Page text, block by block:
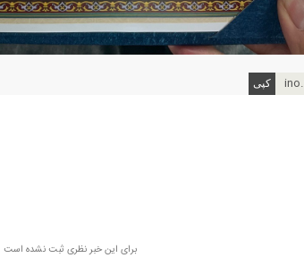
برای این خبر نظری ثبت نشده است